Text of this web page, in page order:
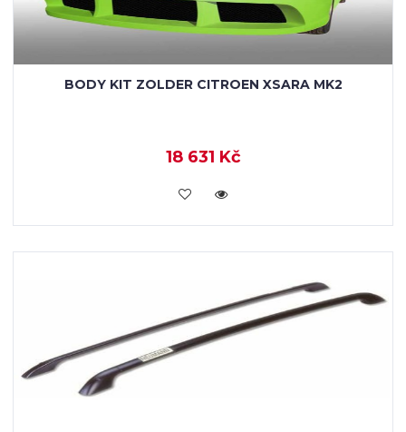
BODY KIT ZOLDER CITROEN XSARA MK2
18 631 Kč
KOUPIT